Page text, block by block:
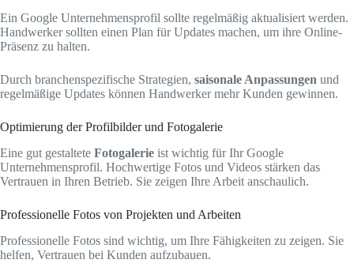
Ein Google Unternehmensprofil sollte regelmäßig aktualisiert werden.
Handwerker sollten einen Plan für Updates machen, um ihre Online-
Präsenz zu halten.
Durch branchenspezifische Strategien, saisonale Anpassungen und
regelmäßige Updates können Handwerker mehr Kunden gewinnen.
Optimierung der Profilbilder und Fotogalerie
Eine gut gestaltete Fotogalerie ist wichtig für Ihr Google
Unternehmensprofil. Hochwertige Fotos und Videos stärken das
Vertrauen in Ihren Betrieb. Sie zeigen Ihre Arbeit anschaulich.
Professionelle Fotos von Projekten und Arbeiten
Professionelle Fotos sind wichtig, um Ihre Fähigkeiten zu zeigen. Sie
helfen, Vertrauen bei Kunden aufzubauen.